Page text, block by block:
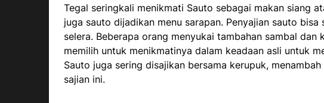
Tegal seringkali menikmati Sauto sebagai makan siang
juga sauto dijadikan menu sarapan. Penyajian sauto
selera. Beberapa orang menyukai tambahan sambal dan
memilih untuk menikmatinya dalam keadaan asli untuk
Sauto juga sering disajikan bersama kerupuk,
sajian ini.